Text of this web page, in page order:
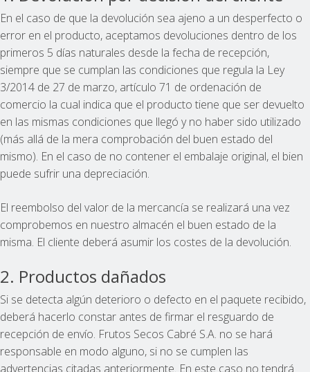
En el caso de que la devolución sea ajeno a un desperfecto o
error en el producto, aceptamos devoluciones dentro de los
primeros 5 días naturales desde la fecha de recepción,
siempre que se cumplan las condiciones que regula la Ley
3/2014 de 27 de marzo, artículo 71 de ordenación de
comercio la cual indica que el producto tiene que ser devuelto
en las mismas condiciones que llegó y no haber sido utilizado
(más allá de la mera comprobación del buen estado del
mismo). En el caso de no contener el embalaje original, el bien
puede sufrir una depreciación.
El reembolso del valor de la mercancía se realizará una vez
comprobemos en nuestro almacén el buen estado de la
misma. El cliente deberá asumir los costes de la devolución.
2. Productos dañados
Si se detecta algún deterioro o defecto en el paquete recibido,
deberá hacerlo constar antes de firmar el resguardo de
recepción de envío. Frutos Secos Cabré S.A. no se hará
responsable en modo alguno, si no se cumplen las
advertencias citadas anteriormente. En este caso no tendrá